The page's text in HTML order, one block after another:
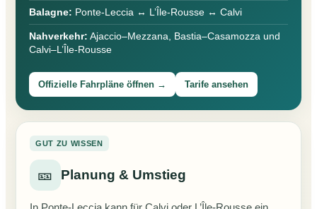
Balagne: Ponte-Leccia ↔ L’Île-Rousse ↔ Calvi
Nahverkehr: Ajaccio–Mezzana, Bastia–Casamozza und
Calvi–L’Île-Rousse
Offizielle Fahrpläne öffnen → Tarife ansehen
GUT ZU WISSEN
🎫 Planung & Umstieg